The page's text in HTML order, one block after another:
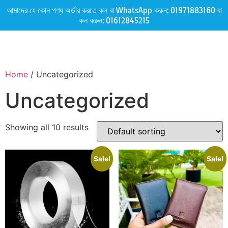
আমাদের যে কোন পণ্য অর্ডার করতে কল বা WhatsApp করুন: 01971883160বা
কল করুন: 01612845215
Home / Uncategorized
Uncategorized
Showing all 10 results
Sale! Sale!